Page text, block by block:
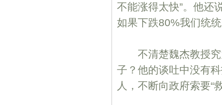
不能涨得太快”。他还
如果下跌80%我们统
不清楚魏杰教授究
子？他的谈吐中没有
人，不断向政府索要“